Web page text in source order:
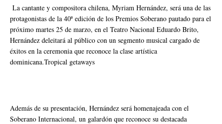
La cantante y compositora chilena, Myriam Hernández, será una de las
protagonistas de la 40ª edición de los Premios Soberano pautado para el
próximo martes 25 de marzo, en el Teatro Nacional Eduardo Brito,
Hernández deleitará al público con un segmento musical cargado de
éxitos en la ceremonia que reconoce la clase artística
dominicana.Tropical getaways
Además de su presentación, Hernández será homenajeada con el
Soberano Internacional, un galardón que reconoce su destacada